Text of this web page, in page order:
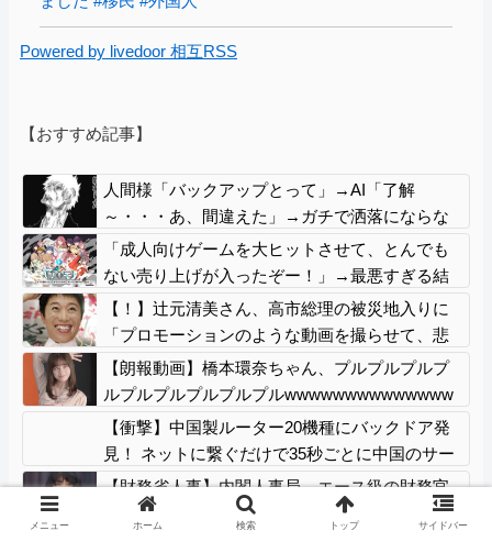
Powered by livedoor 相互RSS
【おすすめ記事】
人間様「バックアップとって」→AI「了解
～・・・あ、間違えた」→ガチで洒落にならな
い事態に・・・
「成人向けゲームを大ヒットさせて、とんでも
ない売り上げが入ったぞー！」→最悪すぎる結
果になり、「売り上げ0円だけど、多額の税金を
払え」という状況になって絶望
【！】辻元清美さん、高市総理の被災地入りに
「プロモーションのような動画を撮らせて、悲
しく情けない！」ｗｗｗｗｗｗｗｗｗｗｗｗｗ
ｗ
【朗報動画】橋本環奈ちゃん、プルプルプルプ
ルプルプルプルプルプルwwwwwwwwwwwwww
wwwwwwwwww 【Pickup05164706】
【衝撃】中国製ルーター20機種にバックドア発
見！ ネットに繋ぐだけで35秒ごとに中国のサー
バーと通信
【財務省人事】内閣人事局、エース級の財務官
僚を異例転出 官邸幹部「協力的でなかった」
メニュー ホーム 検索 トップ サイドバー